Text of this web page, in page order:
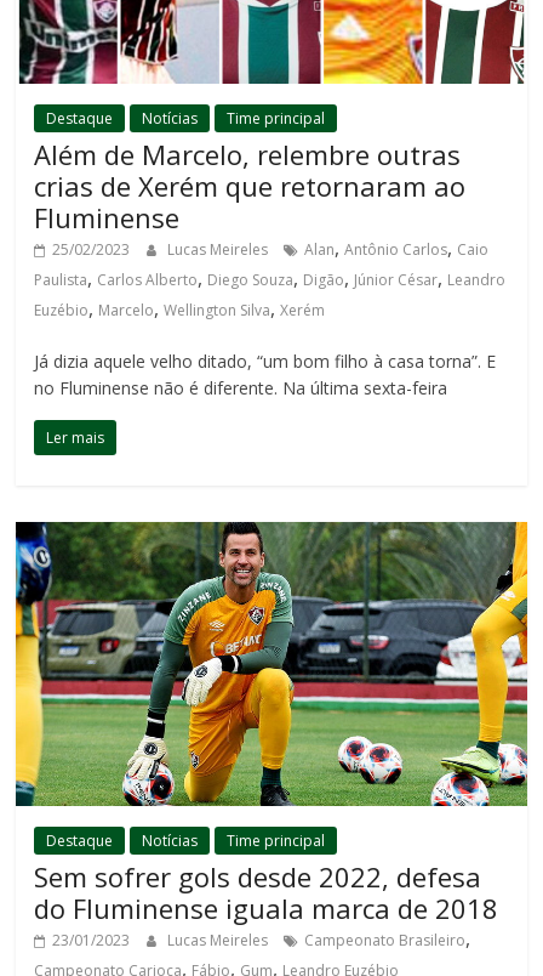
Destaque Notícias Time principal
Além de Marcelo, relembre outras
crias de Xerém que retornaram ao
Fluminense
25/02/2023 Lucas Meireles Alan,Antônio Carlos, Caio
Paulista, Carlos Alberto, Diego Souza, Digão, Júnior César, Leandro
Euzébio, Marcelo,Wellington Silva,Xerém
Já dizia aquele velho ditado, “um bom filho à casa torna”. E
no Fluminense não é diferente. Na última sexta-feira
Ler mais
Destaque Notícias Time principal
Sem sofrer gols desde 2022, defesa
do Fluminense iguala marca de 2018
23/01/2023 Lucas Meireles Campeonato Brasileiro,
Campeonato Carioca, Fábio, Gum, Leandro Euzébio